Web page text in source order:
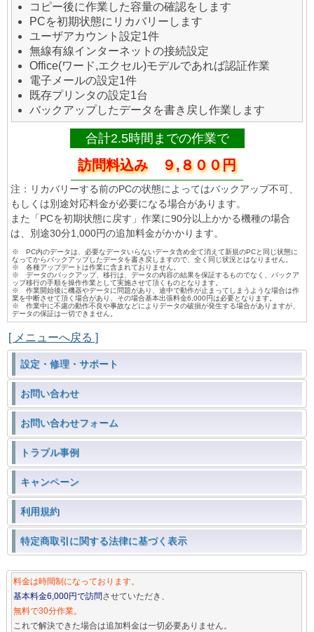
コピー後に作業した容量の確認をします
PCを初期状態にリカバリーします
ユーザアカウント設定1件
無線有線インターネットの接続設定
Office(ワード,エクセル)モデルであれば認証作業
電子メールの設定1件
既存プリンタの設定1台
バックアップしたデータを書き戻し作業します
合計2.5時間までの作業で
訪問料込み ９,８００円
注：リカバリーする前のPCの状態によってはバックアップ不可、
もしくは別途対応料金が必要になる場合があります。
また「PCを初期状態に戻す」作業に90分以上かかる機種の場合
は、別途30分1,000円の追加料金がかかります。
※ PC内のデータは、必要なデータいらないデータ含め全て消えて新規のPCと同じ状態に
なってからバックアップしたデータを書き戻しますので、全く同じ状況とはなりません。
※ 各種アップデートは作業に含まれておりません。
※ データのバックアップ、移行は、データの内容の結果を保証するものでなく、バックア
ップ移行の手順を操作作業として実施させて頂くものとなります。
※ 作業開始後に機器やデータに問題があり、途中で動作が止まってしまうような場合は作
業を中断させて頂く場合があり、その場合基本出張料金6,000円は必要となります。
※ 作業中に不慮の動作不良や事故などによりデータの破損が発生する場合がありますが、
データの保証は一切できません。
[ メニューへ戻る ]
設定・修理・サポート
お問い合わせ
お問い合わせフォーム
トラブル事例
キャンペーン
利用規約
特定商取引に関する法律に基づく表示
料金は時間制になっております。
基本料金6,000円で訪問させていただき、
無料で30分作業。
これで解決できた場合は追加料金は一切必要ありません。